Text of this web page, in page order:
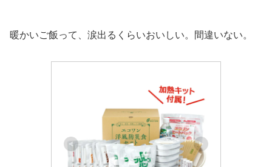
暖かいご飯って、涙出るくらいおいしい。間違いない。